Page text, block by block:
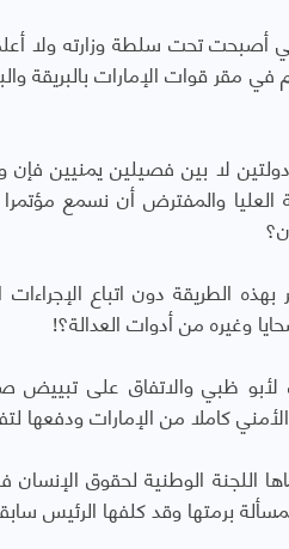
أصبحت تحت سلطة وزارته ولا
مقر قوات الإمارات بالبريقة
لا بين فصيلين يمنيين فإن
العليا والمفترض أن نسمع
الطريقة دون اتباع
وغيره من أدوات العدالة؟!
ظبي والاتفاق على تبييض
كاملا من الإمارات ودفعها
الوطنية لحقوق الإنسان
برمتها وقد كلفها الرئيس